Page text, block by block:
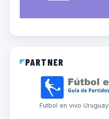
PARTNER
Futbol en vivo Uruguay